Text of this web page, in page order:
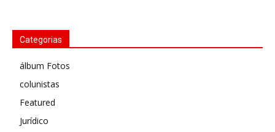
Categorias
álbum Fotos
colunistas
Featured
Jurídico